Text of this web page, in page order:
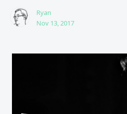
Ryan
Nov 13, 2017